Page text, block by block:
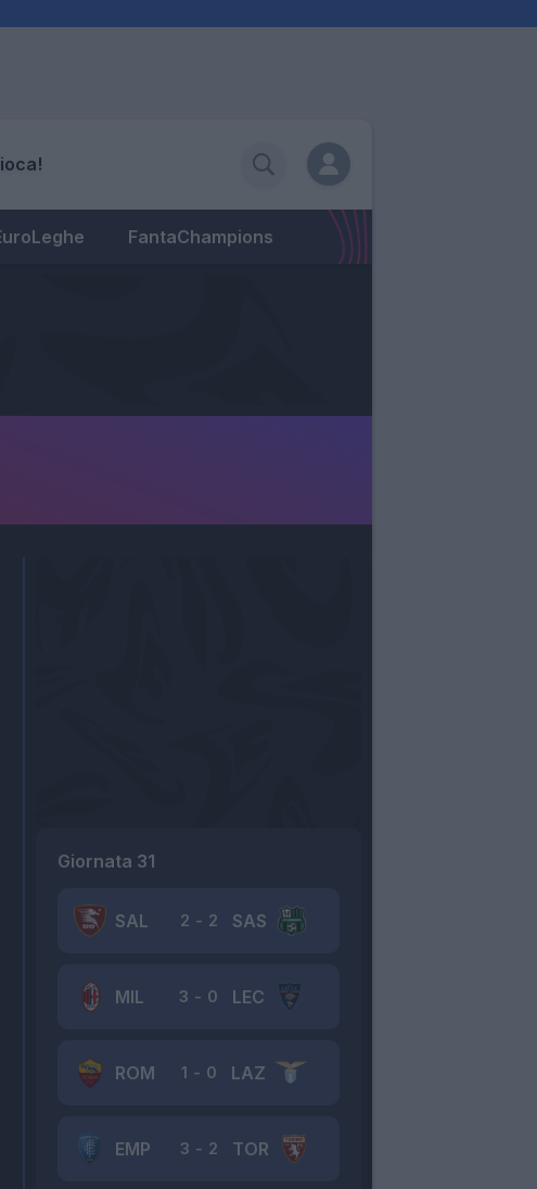
FantaChampions
Giornata 31
SAL SAS
2 - 2
MIL LEC
3 - 0
ROM LAZ
1 - 0
EMP TOR
3 - 2